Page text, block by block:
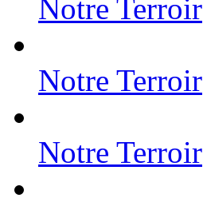
Notre Terroir
Notre Terroir
Notre Terroir